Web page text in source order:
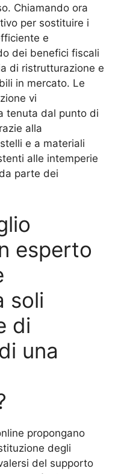
Chiamando ora
per sostituire i
e
dei benefici fiscali
di ristrutturazione e
in mercato. Le
vi
tenuta dal punto di
alla
e a materiali
alle intemperie
parte dei
esperto
soli
di
una
propongano
degli
del supporto